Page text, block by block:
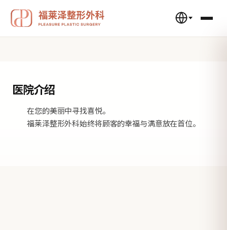
医院介绍
在您的美丽中寻找喜悦。
福莱泽整形外科始终将顾客的幸福与满意放在首位。